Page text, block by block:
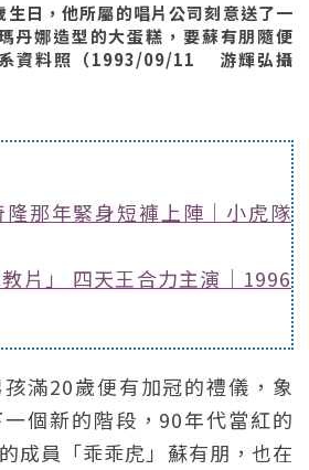
日，他所屬的唱片公司刻意送了一
丹娜造型的大蛋糕，要蘇有朋隨便
系資料照（1993/09/11 游輝弘攝
那年緊身短褲上陣｜小虎隊
片」 四天王合力主演｜1996
滿20歲便有加冠的禮儀，象
個新的階段，90年代當紅的
成員「乖乖虎」蘇有朋，也在